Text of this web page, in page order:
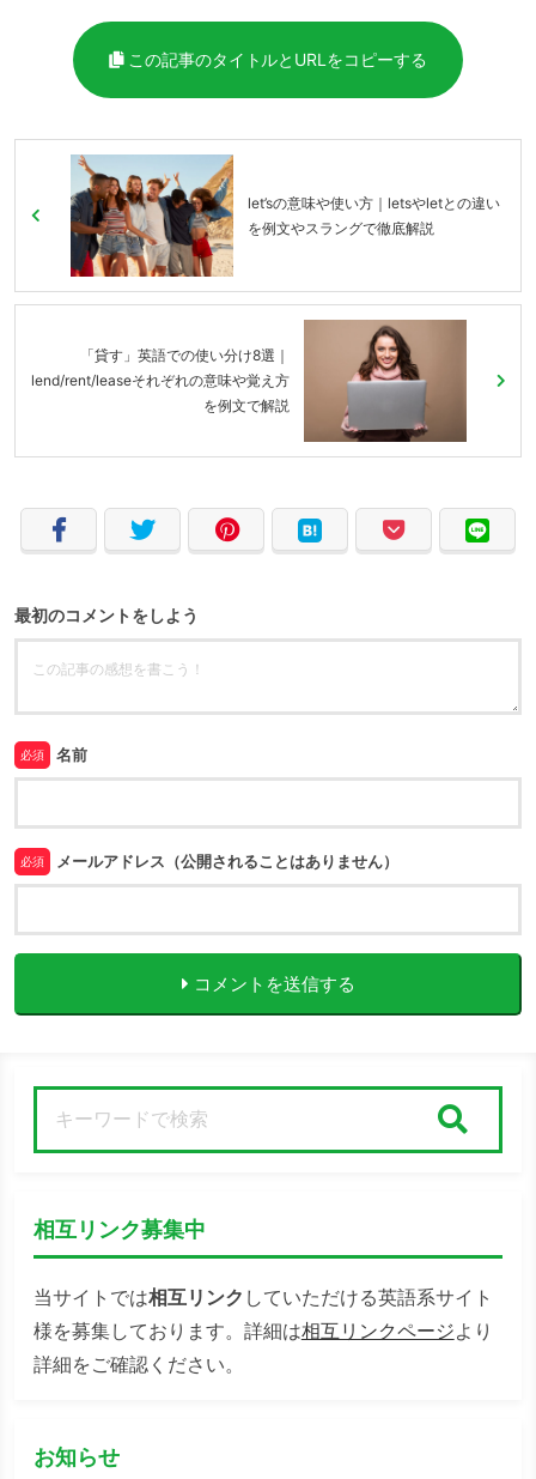
この記事のタイトルとURLをコピーする
let’sの意味や使い方｜letsやletとの違い
を例文やスラングで徹底解説
「貸す」英語での使い分け8選｜
lend/rent/leaseそれぞれの意味や覚え方
を例文で解説
最初のコメントをしよう
必須 名前
必須 メールアドレス（公開されることはありません）
コメントを送信する
相互リンク募集中
当サイトでは相互リンク していただける英語系サイト
様を募集しております。詳細は相互リンクページより
詳細をご確認ください。
お知らせ